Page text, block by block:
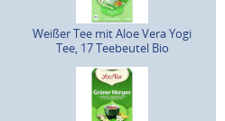
Weißer Tee mit Aloe Vera Yogi
Tee, 17 Teebeutel Bio